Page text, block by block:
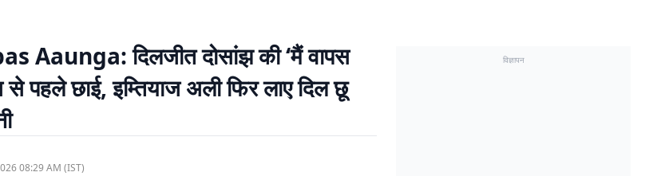
Aaunga: दिलजीत दोसांझ की ‘मैं वापस
पहले छाई, इम्तियाज अली फिर लाए दिल छू
08:29 AM (IST)
विज्ञापन